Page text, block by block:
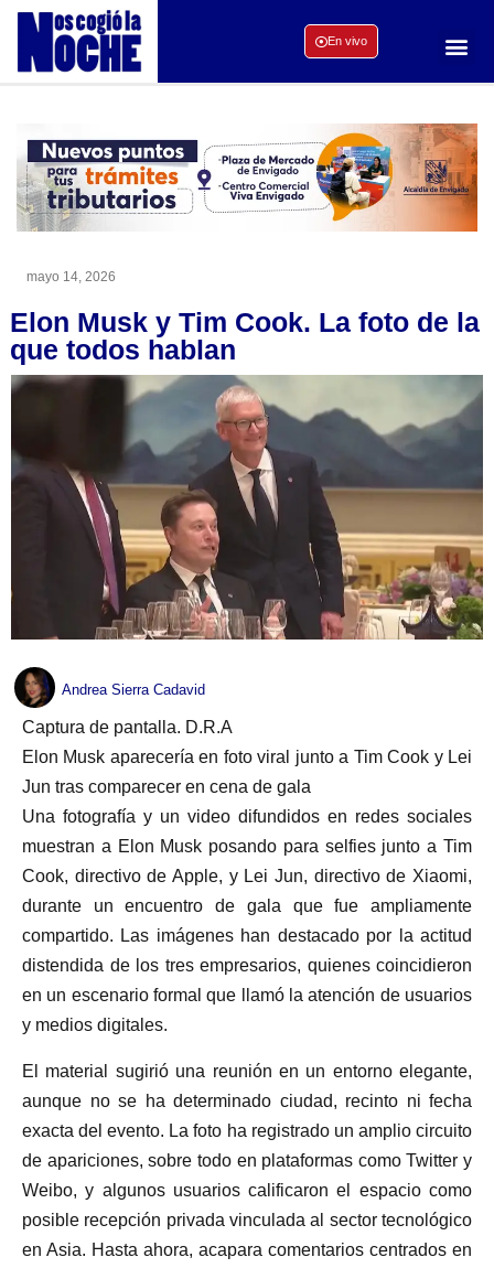
En vivo
mayo 14, 2026
Elon Musk y Tim Cook. La foto de la
que todos hablan
Andrea Sierra Cadavid
Captura de pantalla. D.R.A
Elon Musk aparecería en foto viral junto a Tim Cook y Lei
Jun tras comparecer en cena de gala
Una fotografía y un video difundidos en redes sociales
muestran a Elon Musk posando para selfies junto a Tim
Cook, directivo de Apple, y Lei Jun, directivo de Xiaomi,
durante un encuentro de gala que fue ampliamente
compartido. Las imágenes han destacado por la actitud
distendida de los tres empresarios, quienes coincidieron
en un escenario formal que llamó la atención de usuarios
y medios digitales.
El material sugirió una reunión en un entorno elegante,
aunque no se ha determinado ciudad, recinto ni fecha
exacta del evento. La foto ha registrado un amplio circuito
de apariciones, sobre todo en plataformas como Twitter y
Weibo, y algunos usuarios calificaron el espacio como
posible recepción privada vinculada al sector tecnológico
en Asia. Hasta ahora, acapara comentarios centrados en